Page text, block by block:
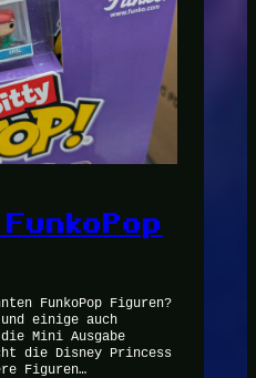
FunkoPop Figuren?
einige auch
Mini Ausgabe
die Disney Princess
Figuren…